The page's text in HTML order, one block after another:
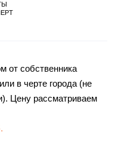
от собственника
в черте города (не
Цену рассматриваем